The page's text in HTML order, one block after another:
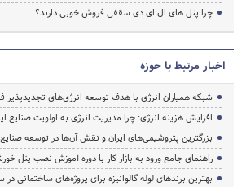
چرا پنل های ال ای دی سقفی فروش خوبی دارند؟
اخبار مرتبط با حوزه
شبکه همیاران انرژی با هدف توسعه انرژی‌های تجدیدپذیر
افزایش هزینه انرژی: چرا مدیریت انرژی به اولویت صنایع
بزرگترین پتروشیمی‌های ایران و نقش آن‌ها در توسعه
راهنمای جامع ورود به بازار کار با دوره آموزش نصب پنل
بهترین برندهای لوله گالوانیزه برای پروژه‌های ساختمانی در سال